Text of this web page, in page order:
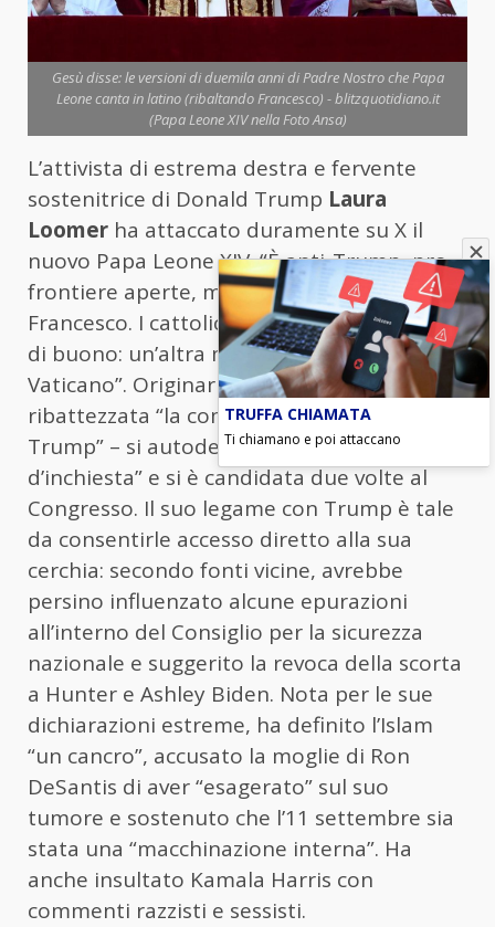
Gesù disse: le versioni di duemila anni di Padre Nostro che Papa
Leone canta in latino (ribaltando Francesco) - blitzquotidiano.it
(Papa Leone XIV nella Foto Ansa)
L’attivista di estrema destra e fervente
sostenitrice di Donald Trump Laura
Loomer ha attaccato duramente su X il
nuovo Papa Leone XIV. “È anti-Trump, pro-
frontiere aperte, marxista come Papa
Francesco. I cattolici non si aspettino nulla
di buono: un’altra marionetta marxista in
Vaticano”. Originaria dell’Arizona, Loomer –
ribattezzata “la complottista che sussurra a
Trump” – si autodefinisce “giornalista
d’inchiesta” e si è candidata due volte al
Congresso. Il suo legame con Trump è tale
da consentirle accesso diretto alla sua
cerchia: secondo fonti vicine, avrebbe
persino influenzato alcune epurazioni
all’interno del Consiglio per la sicurezza
nazionale e suggerito la revoca della scorta
a Hunter e Ashley Biden. Nota per le sue
dichiarazioni estreme, ha definito l’Islam
“un cancro”, accusato la moglie di Ron
DeSantis di aver “esagerato” sul suo
tumore e sostenuto che l’11 settembre sia
stata una “macchinazione interna”. Ha
anche insultato Kamala Harris con
commenti razzisti e sessisti.
TRUFFA CHIAMATA
Ti chiamano e poi attaccano